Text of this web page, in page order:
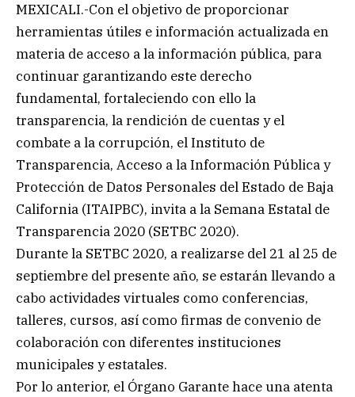
MEXICALI.-Con el objetivo de proporcionar
herramientas útiles e información actualizada en
materia de acceso a la información pública, para
continuar garantizando este derecho
fundamental, fortaleciendo con ello la
transparencia, la rendición de cuentas y el
combate a la corrupción, el Instituto de
Transparencia, Acceso a la Información Pública y
Protección de Datos Personales del Estado de Baja
California (ITAIPBC), invita a la Semana Estatal de
Transparencia 2020 (SETBC 2020).
Durante la SETBC 2020, a realizarse del 21 al 25 de
septiembre del presente año, se estarán llevando a
cabo actividades virtuales como conferencias,
talleres, cursos, así como firmas de convenio de
colaboración con diferentes instituciones
municipales y estatales.
Por lo anterior, el Órgano Garante hace una atenta